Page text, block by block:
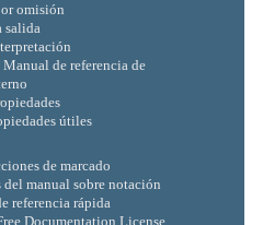
omisión
salida
de referencia de
útiles
de marcado
manual sobre notación
referencia rápida
Documentation License